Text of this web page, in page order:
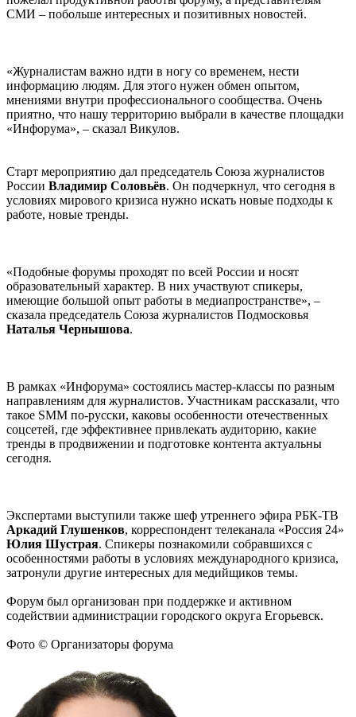
СМИ – побольше интересных и позитивных новостей.
«Журналистам важно идти в ногу со временем, нести
информацию людям. Для этого нужен обмен опытом,
мнениями внутри профессионального сообщества. Очень
приятно, что нашу территорию выбрали в качестве площадки
«Инфорума», – сказал Викулов.
Старт мероприятию дал председатель Союза журналистов
России Владимир Соловьёв. Он подчеркнул, что сегодня в
условиях мирового кризиса нужно искать новые подходы к
работе, новые тренды.
«Подобные форумы проходят по всей России и носят
образовательный характер. В них участвуют спикеры,
имеющие большой опыт работы в медиапространстве», –
сказала председатель Союза журналистов Подмосковья
Наталья Чернышова.
В рамках «Инфорума» состоялись мастер-классы по разным
направлениям для журналистов. Участникам рассказали, что
такое SMM по-русски, каковы особенности отечественных
соцсетей, где эффективнее привлекать аудиторию, какие
тренды в продвижении и подготовке контента актуальны
сегодня.
Экспертами выступили также шеф утреннего эфира РБК-ТВ
Аркадий Глушенков, корреспондент телеканала «Россия 24»
Юлия Шустрая. Спикеры познакомили собравшихся с
особенностями работы в условиях международного кризиса,
затронули другие интересных для медийщиков темы.
Форум был организован при поддержке и активном
содействии администрации городского округа Егорьевск.
Фото © Организаторы форума